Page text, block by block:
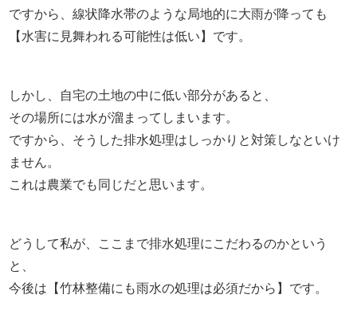
ですから、線状降水帯のような局地的に大雨が降っても
【水害に見舞われる可能性は低い】です。
しかし、自宅の土地の中に低い部分があると、
その場所には水が溜まってしまいます。
ですから、そうした排水処理はしっかりと対策しなといけ
ません。
これは農業でも同じだと思います。
どうして私が、ここまで排水処理にこだわるのかという
と、
今後は【竹林整備にも雨水の処理は必須だから】です。